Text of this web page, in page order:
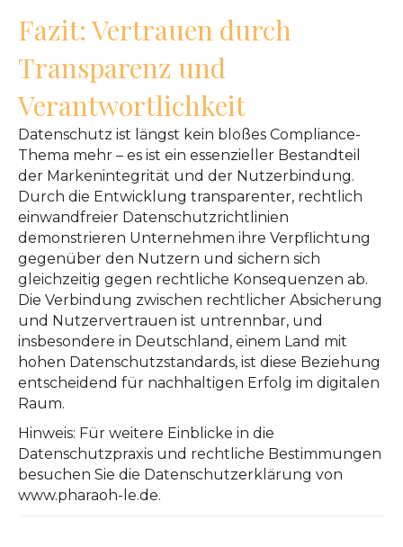
Fazit: Vertrauen durch
Transparenz und
Verantwortlichkeit
Datenschutz ist längst kein bloßes Compliance-
Thema mehr – es ist ein essenzieller Bestandteil
der Markenintegrität und der Nutzerbindung.
Durch die Entwicklung transparenter, rechtlich
einwandfreier Datenschutzrichtlinien
demonstrieren Unternehmen ihre Verpflichtung
gegenüber den Nutzern und sichern sich
gleichzeitig gegen rechtliche Konsequenzen ab.
Die Verbindung zwischen rechtlicher Absicherung
und Nutzervertrauen ist untrennbar, und
insbesondere in Deutschland, einem Land mit
hohen Datenschutzstandards, ist diese Beziehung
entscheidend für nachhaltigen Erfolg im digitalen
Raum.
Hinweis: Für weitere Einblicke in die
Datenschutzpraxis und rechtliche Bestimmungen
besuchen Sie die Datenschutzerklärung von
www.pharaoh-le.de.